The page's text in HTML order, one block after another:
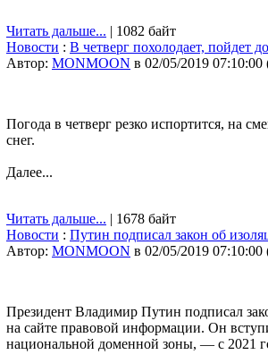
Читать дальше... | 1082 байт
Новости : В четверг похолодает, пойдет
Автор: MONMOON в 02/05/2019 07:10:00
Погода в четверг резко испортится, на
снег.
Далее...
Читать дальше... | 1678 байт
Новости : Путин подписал закон об
Автор: MONMOON в 02/05/2019 07:10:00
Президент Владимир Путин подписал
на сайте правовой информации. Он
национальной доменной зоны, — с 2021